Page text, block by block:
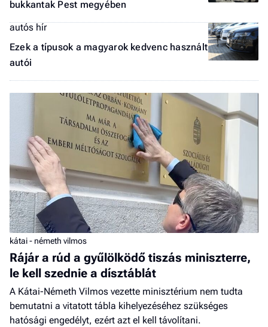
bukkantak Pest megyében
autós hír
Ezek a típusok a magyarok kedvenc használt
autói
kátai - németh vilmos
Rájár a rúd a gyűlölködő tiszás miniszterre,
le kell szednie a dísztáblát
A Kátai-Németh Vilmos vezette minisztérium nem tudta
bemutatni a vitatott tábla kihelyezéséhez szükséges
hatósági engedélyt, ezért azt el kell távolítani.